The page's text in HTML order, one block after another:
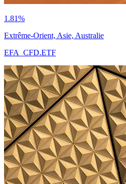
1.81%
Extrême-Orient, Asie, Australie
EFA_CFD.ETF